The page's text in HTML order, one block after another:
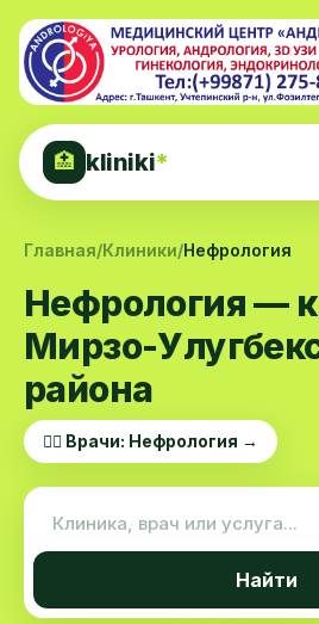
🏥 kliniki*
Главная/Клиники/Нефрология
Нефрология —
Мирзо-
района
👨‍⚕️ Врачи: Нефрология →
Найти